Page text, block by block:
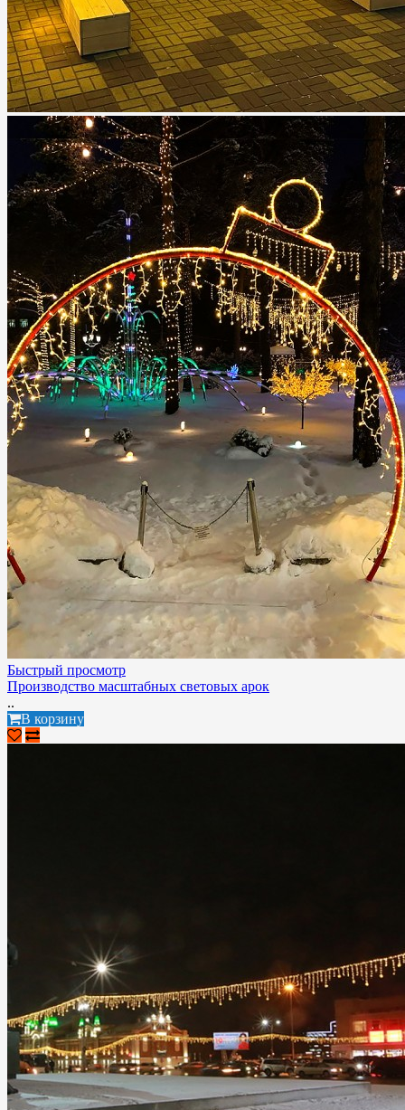
Быстрый просмотр
Производство масштабных световых арок
..
В корзину